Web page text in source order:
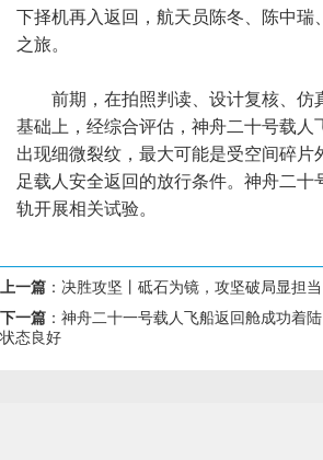
下择机再入返回，航天员陈冬、陈中瑞
之旅。
前期，在拍照判读、设计复核、仿
基础上，经综合评估，神舟二十号载人
出现细微裂纹，最大可能是受空间碎片
足载人安全返回的放行条件。神舟二十
轨开展相关试验。
上一篇 ： 决胜攻坚丨砥石为镜，攻坚破局显担当
下一篇 ： 神舟二十一号载人飞船返回舱成功着
状态良好